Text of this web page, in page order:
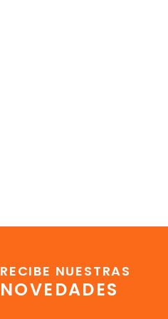
RECIBE NUESTRAS
NOVEDADES